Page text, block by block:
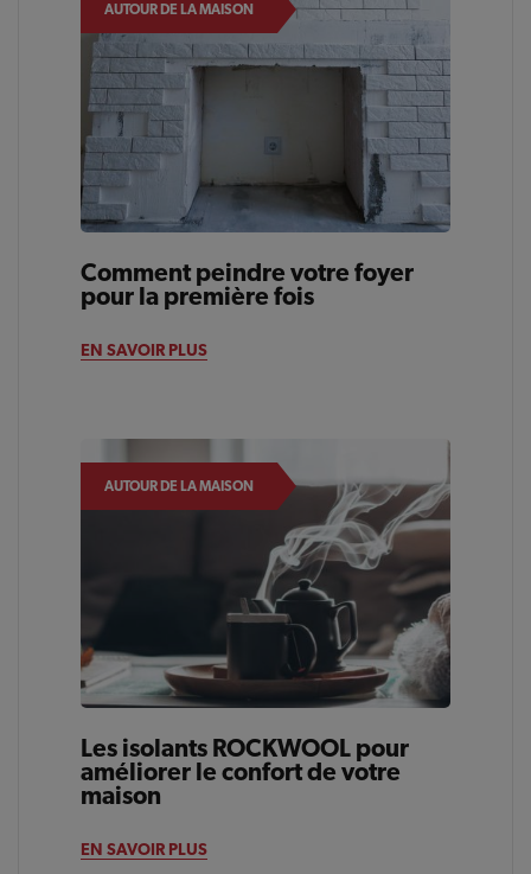
AUTOUR DE LA MAISON
Comment peindre votre foyer
pour la première fois
EN SAVOIR PLUS
AUTOUR DE LA MAISON
Les isolants ROCKWOOL pour
améliorer le confort de votre
maison
EN SAVOIR PLUS